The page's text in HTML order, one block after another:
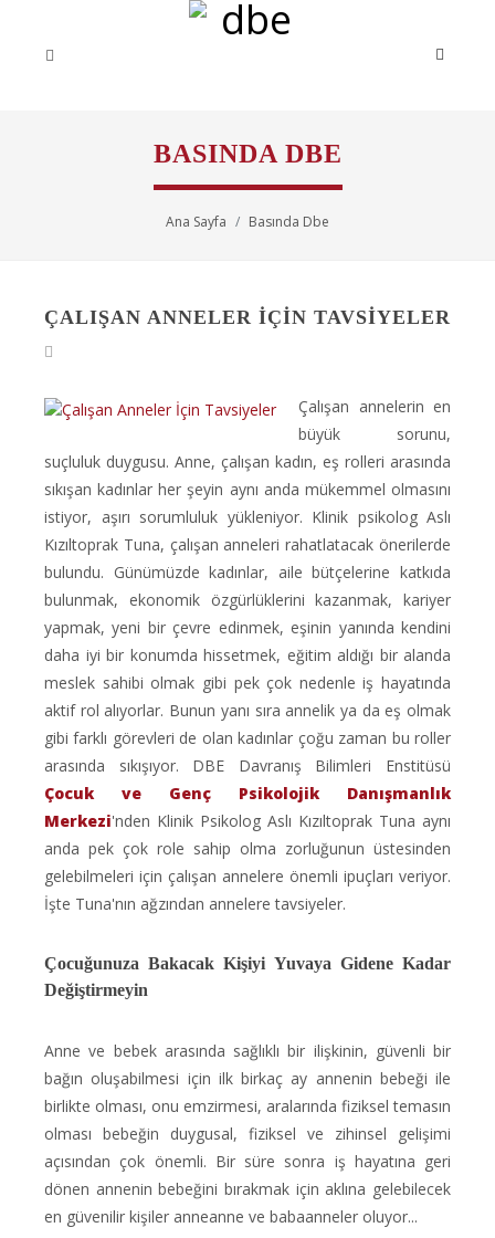
BASINDA DBE
Ana Sayfa Basında Dbe
ÇALIŞAN ANNELER İÇIN TAVSIYELER
Çalışan annelerin en
büyük sorunu,
suçluluk duygusu. Anne, çalışan kadın, eş rolleri arasında
sıkışan kadınlar her şeyin aynı anda mükemmel olmasını
istiyor, aşırı sorumluluk yükleniyor. Klinik psikolog Aslı
Kızıltoprak Tuna, çalışan anneleri rahatlatacak önerilerde
bulundu. Günümüzde kadınlar, aile bütçelerine katkıda
bulunmak, ekonomik özgürlüklerini kazanmak, kariyer
yapmak, yeni bir çevre edinmek, eşinin yanında kendini
daha iyi bir konumda hissetmek, eğitim aldığı bir alanda
meslek sahibi olmak gibi pek çok nedenle iş hayatında
aktif rol alıyorlar. Bunun yanı sıra annelik ya da eş olmak
gibi farklı görevleri de olan kadınlar çoğu zaman bu roller
arasında sıkışıyor. DBE Davranış Bilimleri Enstitüsü
Çocuk ve Genç Psikolojik Danışmanlık
Merkezi'nden Klinik Psikolog Aslı Kızıltoprak Tuna aynı
anda pek çok role sahip olma zorluğunun üstesinden
gelebilmeleri için çalışan annelere önemli ipuçları veriyor.
İşte Tuna'nın ağzından annelere tavsiyeler.
Çocuğunuza Bakacak Kişiyi Yuvaya Gidene Kadar
Değiştirmeyin
Anne ve bebek arasında sağlıklı bir ilişkinin, güvenli bir
bağın oluşabilmesi için ilk birkaç ay annenin bebeği ile
birlikte olması, onu emzirmesi, aralarında fiziksel temasın
olması bebeğin duygusal, fiziksel ve zihinsel gelişimi
açısından çok önemli. Bir süre sonra iş hayatına geri
dönen annenin bebeğini bırakmak için aklına gelebilecek
en güvenilir kişiler anneanne ve babaanneler oluyor...